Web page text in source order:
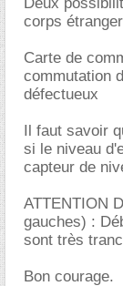
corps
Carte de
commutation
défectueux
Il faut savoir
si le niveau
capteur de
ATTENTION
gauches) :
sont très
Bon courage.